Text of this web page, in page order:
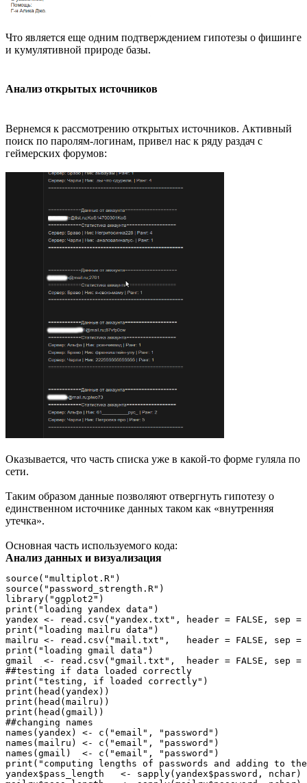
Что является еще одним подтверждением гипотезы о фишинге
и кумулятивной природе базы.
Анализ открытых источников
Вернемся к рассмотрению открытых источников. Активный
поиск по паролям-логинам, привел нас к ряду раздач с
геймерских форумов:
Оказывается, что часть списка уже в какой-то форме гуляла по
сети.
Таким образом данные позволяют отвергнуть гипотезу о
единственном источнике данных таком как «внутренняя
утечка».
Основная часть используемого кода:
Анализ данных и визуализация
source("multiplot.R")
source("password_strength.R")
library("ggplot2")
print("loading yandex data")
yandex <- read.csv("yandex.txt", header = FALSE, sep
print("loading mailru data")
mailru <- read.csv("mail.txt",   header = FALSE, sep
print("loading gmail data")
gmail  <- read.csv("gmail.txt",  header = FALSE, sep
##testing if data loaded correctly
print("testing, if loaded correctly")
print(head(yandex))
print(head(mailru))
print(head(gmail))
##changing names
names(yandex) <- c("email", "password")
names(mailru) <- c("email", "password")
names(gmail)  <- c("email", "password")
print("computing lengths of passwords and adding to
yandex$pass_length   <- sapply(yandex$password, nchar)